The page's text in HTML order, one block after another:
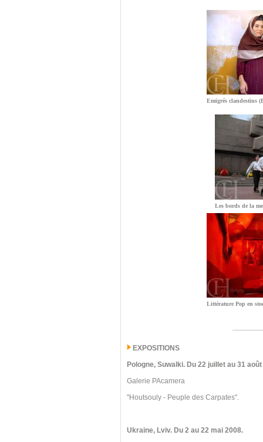
Emigrés clandestins
Les bords de la
Littérature Pop en
EXPOSITIONS
Pologne, Suwalki. Du 22 juillet au 31
Galerie PAcamera
"Houtsouly - Peuple des Carpates".
Ukraine, Lviv. Du 2 au 22 mai 2008.